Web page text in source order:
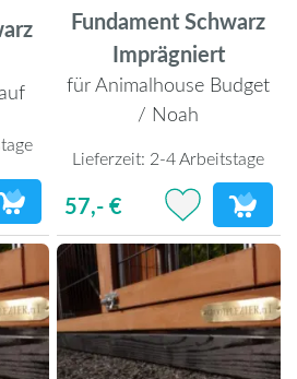
Fundament Schwarz
Imprägniert
für Animalhouse Budget
/ Noah
Lieferzeit: 2-4 Arbeitstage
57,- €